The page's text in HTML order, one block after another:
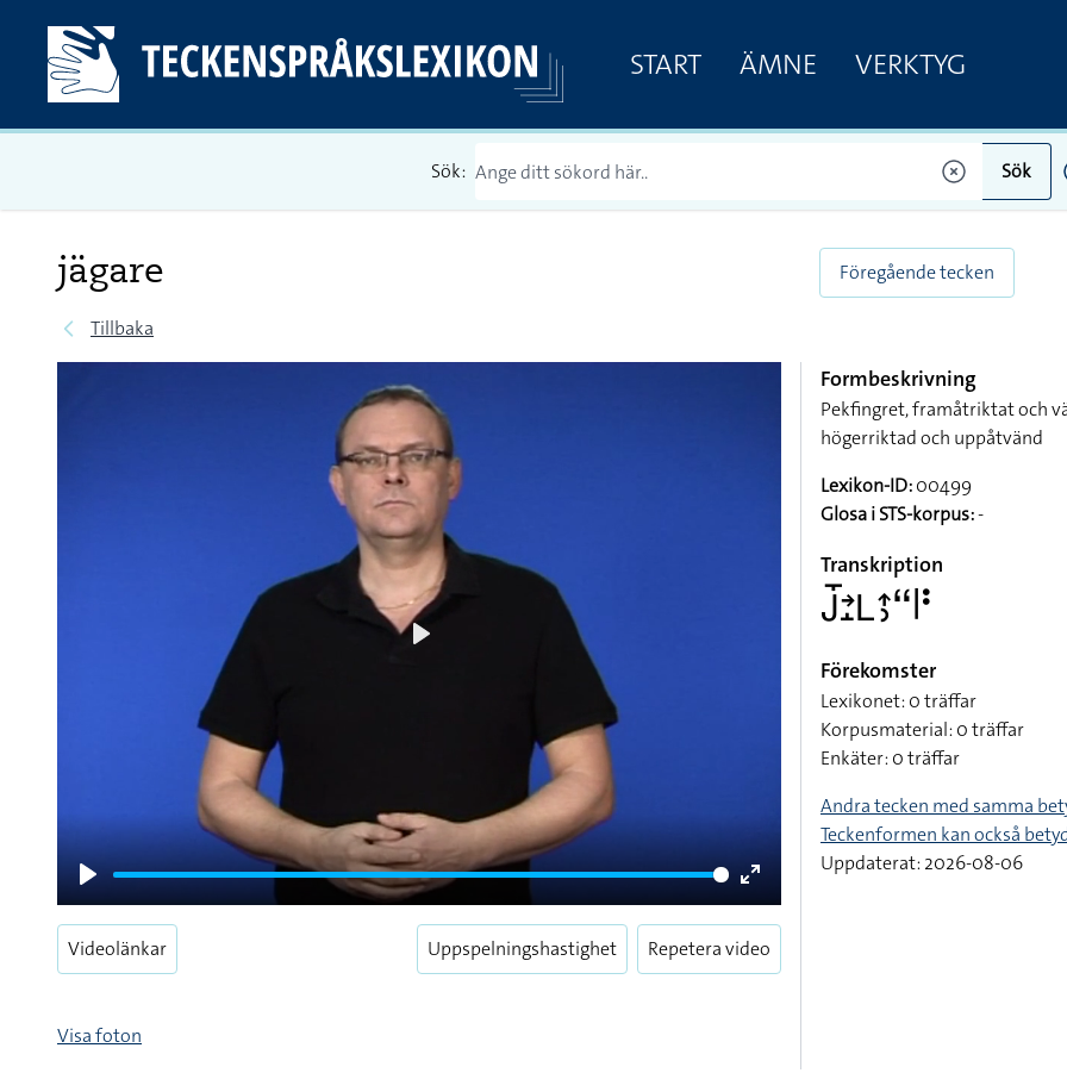
START ÄMNE VERKTYG
Sök: Sök
jägare
Tillbaka
Föregående tecken
Play
Enter
fullscreen
Videolänkar Uppspelningshastighet Repetera video
Visa foton
Formbeskrivning
Pekfingret, framåtriktat och
högerriktad och uppåtvänd
Lexikon-ID:00499
Glosa i STS-korpus:-
Transkription
􌤢􌤻􌥔􌤸􌥈􌤴􌤶􌦨􌥼􌥻
Förekomster
Lexikonet: 0 träffar
Korpusmaterial: 0 träffar
Enkäter: 0 träffar
Andra tecken med samma
Teckenformen kan också
Uppdaterat: 2026-08-06